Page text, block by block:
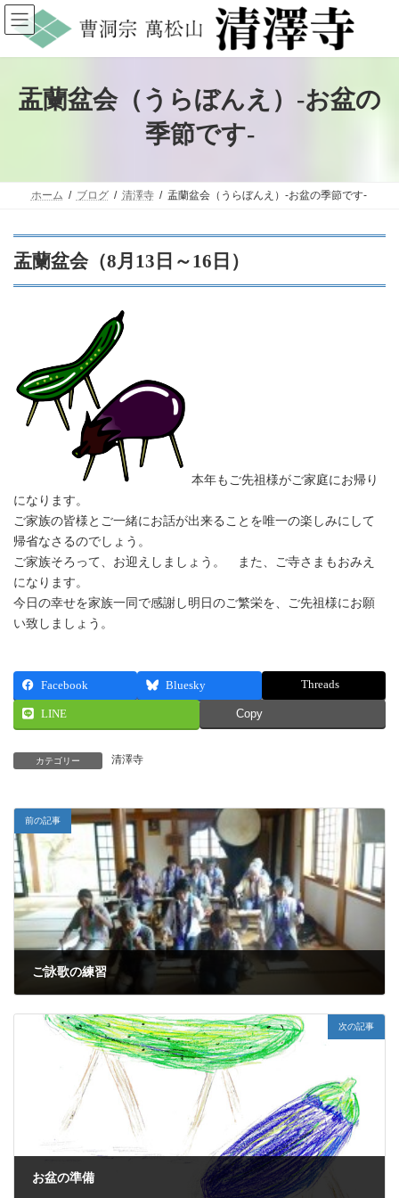
コ
ン
テ
ン
ナ
ビ
ゲ
ー
盂蘭盆会（うらぼんえ）-お盆の
季節です-
ホーム ブログ 清澤寺 盂蘭盆会（うらぼんえ）-お盆の季節です-
盂蘭盆会（8月13日～16日）
本年もご先祖様がご家庭にお帰り
になります。
ご家族の皆様とご一緒にお話が出来ることを唯一の楽しみにして
帰省なさるのでしょう。
ご家族そろって、お迎えしましょう。 また、ご寺さまもおみえ
になります。
今日の幸せを家族一同で感謝し明日のご繁栄を、ご先祖様にお願
い致しましょう。
Facebook Bluesky Threads
LINE Copy
カテゴリー 清澤寺
前の記事
ご詠歌の練習
次の記事
お盆の準備